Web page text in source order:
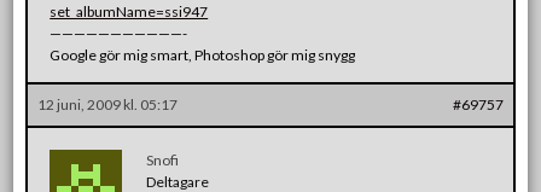
set_albumName=ssi947
———————————-
Google gör mig smart, Photoshop gör mig snygg
12 juni, 2009 kl. 05:17 #69757
Snofi
Deltagare